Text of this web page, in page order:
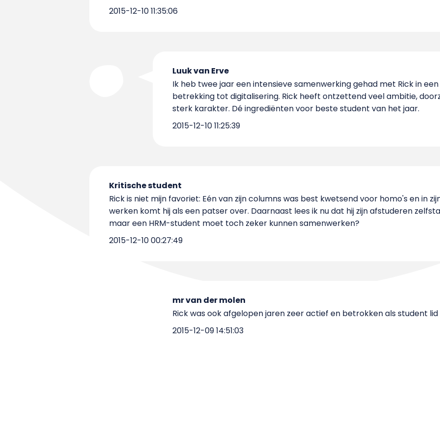
2015-12-10 11:35:06
Luuk van Erve
Ik heb twee jaar een intensieve samenwerking gehad met Rick in
betrekking tot digitalisering. Rick heeft ontzettend veel ambitie,
sterk karakter. Dé ingrediënten voor beste student van het jaar.
2015-12-10 11:25:39
Kritische student
Rick is niet mijn favoriet: Eén van zijn columns was best kwetsend voor homo's en in
werken komt hij als een patser over. Daarnaast lees ik nu dat hij zijn afstuderen
maar een HRM-student moet toch zeker kunnen samenwerken?
2015-12-10 00:27:49
mr van der molen
Rick was ook afgelopen jaren zeer actief en betrokken als student lid
2015-12-09 14:51:03